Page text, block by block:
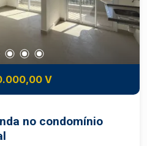
V
no condomínio